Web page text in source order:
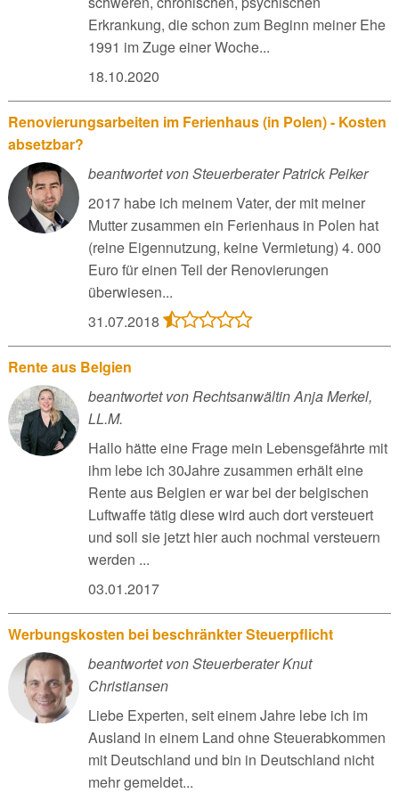
Erkrankung, die schon zum Beginn meiner Ehe
1991 im Zuge einer Woche...
18.10.2020
Renovierungsarbeiten im Ferienhaus (in Polen) - Kosten
absetzbar?
beantwortet von Steuerberater Patrick Peiker
2017 habe ich meinem Vater, der mit meiner
Mutter zusammen ein Ferienhaus in Polen hat
(reine Eigennutzung, keine Vermietung) 4. 000
Euro für einen Teil der Renovierungen
überwiesen...
31.07.2018
Rente aus Belgien
beantwortet von Rechtsanwältin Anja Merkel,
LL.M.
Hallo hätte eine Frage mein Lebensgefährte mit
ihm lebe ich 30Jahre zusammen erhält eine
Rente aus Belgien er war bei der belgischen
Luftwaffe tätig diese wird auch dort versteuert
und soll sie jetzt hier auch nochmal versteuern
werden ...
03.01.2017
Werbungskosten bei beschränkter Steuerpflicht
beantwortet von Steuerberater Knut
Christiansen
Liebe Experten, seit einem Jahre lebe ich im
Ausland in einem Land ohne Steuerabkommen
mit Deutschland und bin in Deutschland nicht
mehr gemeldet...